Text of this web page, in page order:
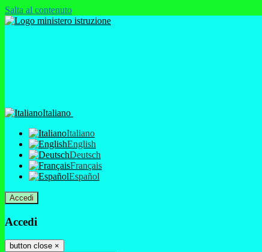
Salta al contenuto
Italiano
Italiano
English
Deutsch
Français
Español
Accedi
Accedi
button close ×